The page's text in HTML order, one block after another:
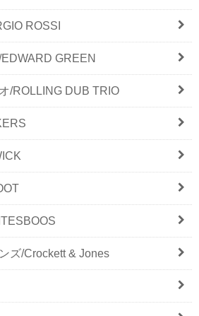
ROSSI
GREEN
/ROLLING DUB TRIO
ズ/Crockett & Jones